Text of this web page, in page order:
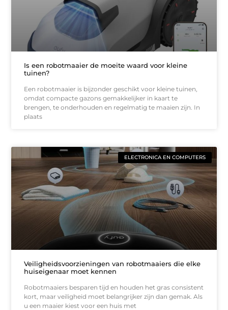
Is een robotmaaier de moeite waard voor kleine
tuinen?
Een robotmaaier is bijzonder geschikt voor kleine tuinen,
omdat compacte gazons gemakkelijker in kaart te
brengen, te onderhouden en regelmatig te maaien zijn. In
plaats
ELECTRONICA EN COMPUTERS
Veiligheidsvoorzieningen van robotmaaiers die elke
huiseigenaar moet kennen
Robotmaaiers besparen tijd en houden het gras consistent
kort, maar veiligheid moet belangrijker zijn dan gemak. Als
u een maaier kiest voor een huis met